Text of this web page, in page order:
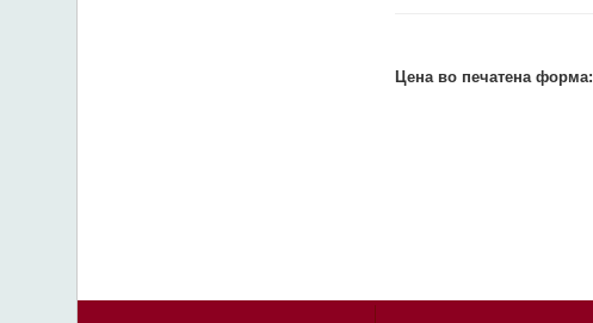
Цена во печатена форма: